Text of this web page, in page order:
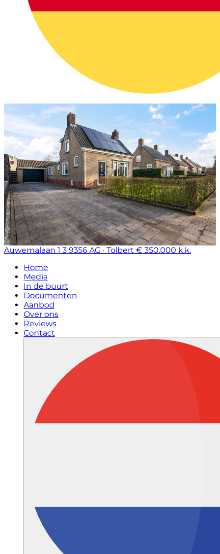
Auwemalaan 1 3 9356 AG · Tolbert € 350.000 k.k.
Home
Media
In de buurt
Documenten
Aanbod
Over ons
Reviews
Contact